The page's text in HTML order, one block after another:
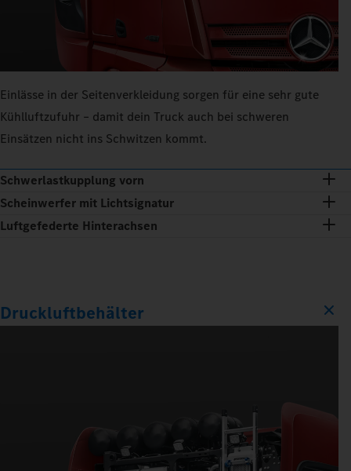
Einlässe in der Seitenverkleidung sorgen für eine sehr gute
Kühlluftzufuhr – damit dein Truck auch bei schweren
Einsätzen nicht ins Schwitzen kommt.
Schwerlastkupplung vorn
Scheinwerfer mit Lichtsignatur
Luftgefederte Hinterachsen
Druckluftbehälter